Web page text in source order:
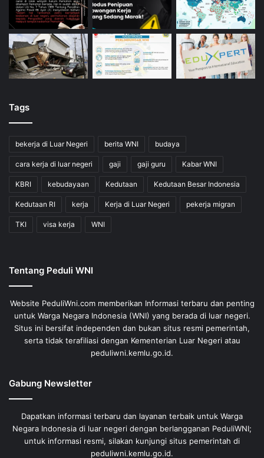
Tags
bekerja di Luar Negeri berita WNI budaya
cara kerja di luar negeri gaji gaji guru Kabar WNI
KBRI kebudayaan Kedutaan Kedutaan Besar Indonesia
Kedutaan RI kerja Kerja di Luar Negeri pekerja migran
TKI visa kerja WNI
Tentang Peduli WNI
Website PeduliWni.com memberikan Informasi terbaru dan penting
untuk Warga Negara Indonesia (WNI) yang berada di luar negeri.
Situs ini bersifat independen dan bukan situs resmi pemerintah,
serta tidak terafiliasi dengan Kementerian Luar Negeri atau
peduliwni.kemlu.go.id.
Gabung Newsletter
Dapatkan informasi terbaru dan layanan terbaik untuk Warga
Negara Indonesia di luar negeri dengan berlangganan PeduliWNI;
untuk informasi resmi, silakan kunjungi situs pemerintah di
peduliwni.kemlu.go.id.